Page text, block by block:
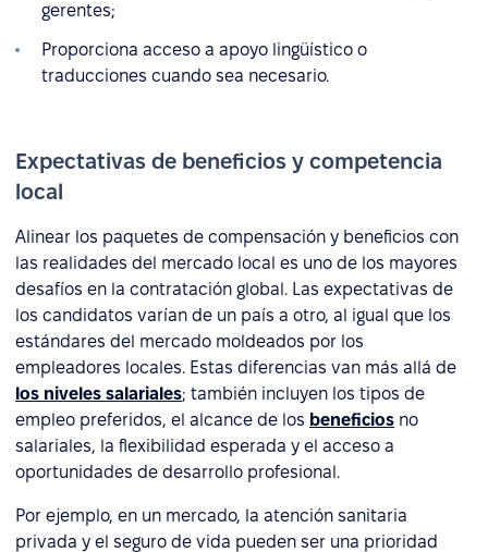
gerentes;
Proporciona acceso a apoyo lingüístico o
traducciones cuando sea necesario.
Expectativas de beneficios y competencia
local
Alinear los paquetes de compensación y beneficios con
las realidades del mercado local es uno de los mayores
desafíos en la contratación global. Las expectativas de
los candidatos varían de un país a otro, al igual que los
estándares del mercado moldeados por los
empleadores locales. Estas diferencias van más allá de
los niveles salariales; también incluyen los tipos de
empleo preferidos, el alcance de los beneficios no
salariales, la flexibilidad esperada y el acceso a
oportunidades de desarrollo profesional.
Por ejemplo, en un mercado, la atención sanitaria
privada y el seguro de vida pueden ser una prioridad